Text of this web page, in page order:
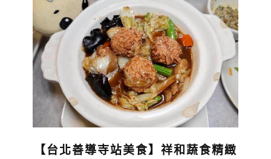
【台北善導寺站美食】祥和蔬食精緻